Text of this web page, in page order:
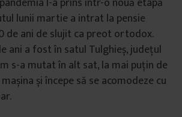
lunii martie a intrat la pensie
de ani de slujit ca preot ortodox.
ani a fost în satul Tulghieș, județul
s-a mutat în alt sat, la mai puțin de
și începe să se acomodeze cu